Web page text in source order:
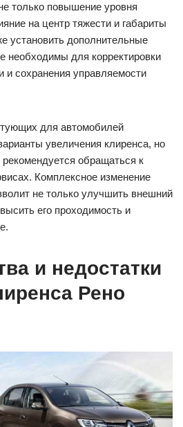
только повышение уровня
на центр тяжести и габариты
установить дополнительные
необходимы для корректировки
и сохранения управляемости
для автомобилей
увеличения клиренса, но
обращаться к
Комплексное изменение
не только улучшить внешний
его проходимость и
и недостатки
Рено